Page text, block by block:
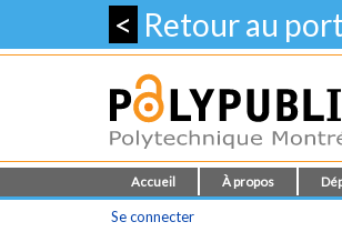
< Retour au
Accueil À propos
Se connecter